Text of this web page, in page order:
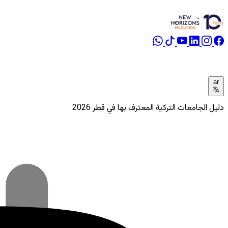
ar
دليل الجامعات التركية المعترف بها في قطر 2026